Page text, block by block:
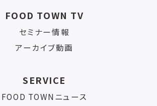
FOOD TOWN TV
セミナー情報
アーカイブ動画
SERVICE
FOOD TOWNニュース